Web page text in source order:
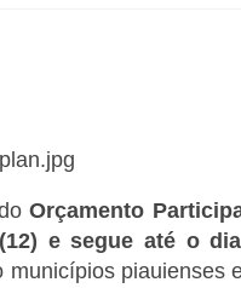
Orçamento
e segue até o
municípios piauienses